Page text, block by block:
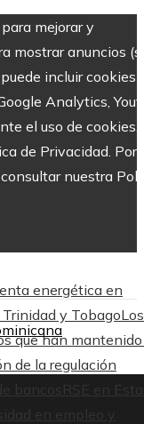
mejorar y
mostrar anuncios
incluir cookies
Analytics,
el uso de cookies.
de Privacidad. Por
nuestra
energética en
y TobagoLos
que han mantenido
de la regulación
bancos
RSE en
en empleo y